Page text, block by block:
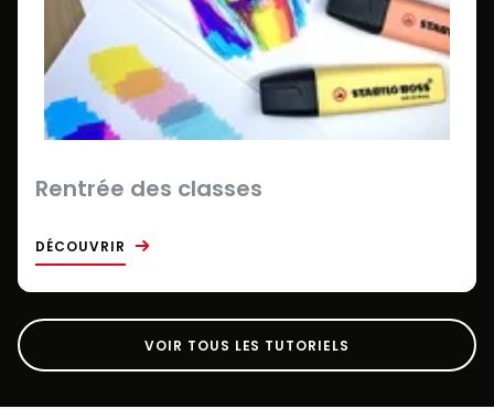
Rentrée des classes
DÉCOUVRIR
VOIR TOUS LES TUTORIELS